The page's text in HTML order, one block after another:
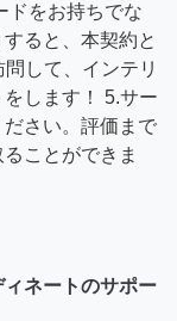
ドをお持ちでな
ると、本契約と
して、インテリ
します！ 5.サー
さい。評価まで
ことができま
ネートのサポー